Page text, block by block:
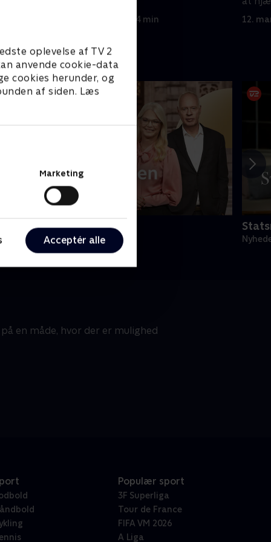
oplevelse af TV 2
anvende cookie-data
cookies herunder, og
af siden. Læs
Marketing
Acceptér alle
13. marts 2026 • 114 min
de
12.
Tirsdagsanalysen
& Magasiner
en måde, hvor der er mulighed
Populær sport
3F Superliga
Tour de France
FIFA VM 2026
A Liga